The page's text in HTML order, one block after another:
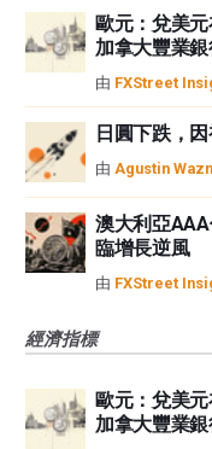
歐元：兌美
加拿大豐業
由 FXStreet
日圓下跌，
由 Agustin
澳大利亞
臨增長逆風
由 FXStreet
經濟指標
歐元：兌美
加拿大豐業